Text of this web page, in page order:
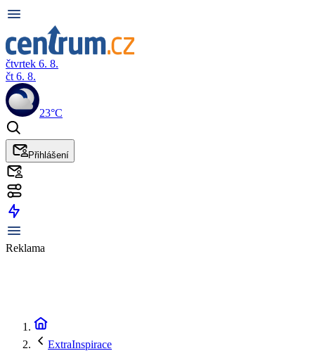
čtvrtek 6. 8.
čt 6. 8.
23°C
Přihlášení
Reklama
ExtraInspirace